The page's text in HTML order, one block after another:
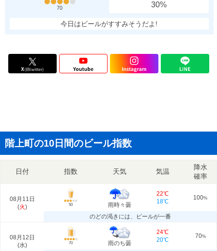
70
30%
今日はビールがすすみそうだよ!
階上町の10日間のビール指数
日付 指数 天気 気温
降水
確率
08月11日
(火) 50 雨時々曇
22℃
18℃
100%
のどの渇きには、ビールが一番
08月12日
(水) 70 雨のち曇
24℃
20℃
70%